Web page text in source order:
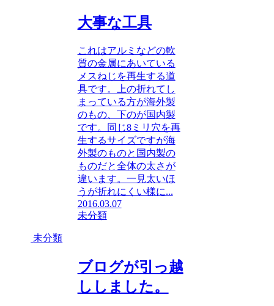
大事な工具
これはアルミなどの軟
質の金属にあいている
メスねじを再生する道
具です。上の折れてし
まっている方が海外製
のもの、下のが国内製
です。同じ8ミリ穴を再
生するサイズですが海
外製のものと国内製の
ものだと全体の太さが
違います。一見太いほ
うが折れにくい様に...
2016.03.07
未分類
未分類
ブログが引っ越
ししました。